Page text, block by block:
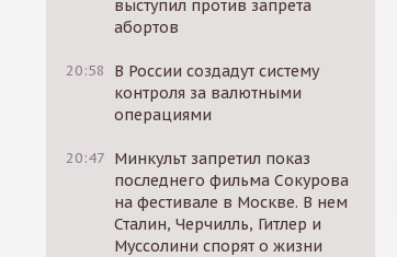
выступил против запрета
абортов
20:58
В России создадут систему
контроля за валютными
операциями
20:47 Минкульт запретил показ
последнего фильма Сокурова
на фестивале в Москве. В нем
Сталин, Черчилль, Гитлер и
Муссолини спорят о жизни